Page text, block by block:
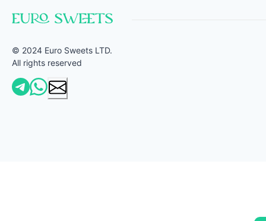
© 2024 Euro Sweets LTD.
All rights reserved